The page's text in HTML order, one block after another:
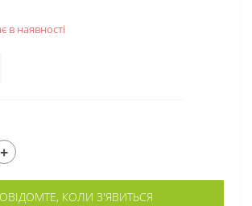
в наявностi
+
КОЛИ З'ЯВИТЬСЯ